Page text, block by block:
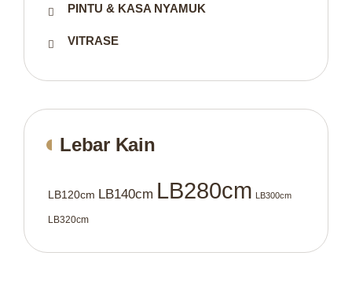
PINTU & KASA NYAMUK
VITRASE
Lebar Kain
LB120cm LB140cm LB280cm LB300cm
LB320cm